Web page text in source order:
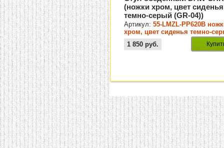
(ножки хром, цвет сиденья
темно-серый (GR-04))
Артикул:55-LMZL-PP620B
хром, цвет сиденья темно-
(GR-04)
1 850 руб.